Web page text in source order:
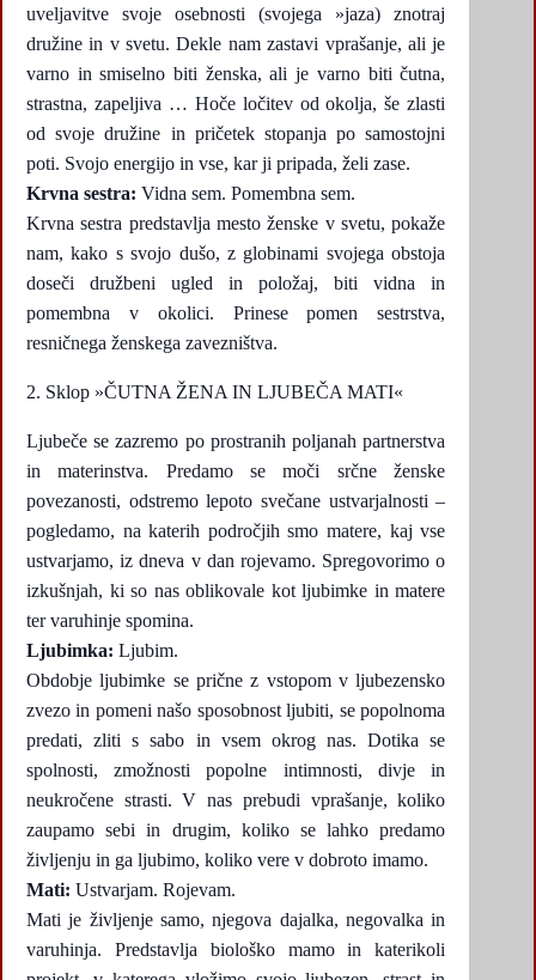
uveljavitve svoje osebnosti (svojega »jaza) znotraj
družine in v svetu. Dekle nam zastavi vprašanje, ali je
varno in smiselno biti ženska, ali je varno biti čutna,
strastna, zapeljiva … Hoče ločitev od okolja, še zlasti
od svoje družine in pričetek stopanja po samostojni
poti. Svojo energijo in vse, kar ji pripada, želi zase.
Krvna sestra: Vidna sem. Pomembna sem.
Krvna sestra predstavlja mesto ženske v svetu, pokaže
nam, kako s svojo dušo, z globinami svojega obstoja
doseči družbeni ugled in položaj, biti vidna in
pomembna v okolici. Prinese pomen sestrstva,
resničnega ženskega zavezništva.
Sklop »ČUTNA ŽENA IN LJUBEČA MATI«
Ljubeče se zazremo po prostranih poljanah partnerstva
in materinstva. Predamo se moči srčne ženske
povezanosti, odstremo lepoto svečane ustvarjalnosti –
pogledamo, na katerih področjih smo matere, kaj vse
ustvarjamo, iz dneva v dan rojevamo. Spregovorimo o
izkušnjah, ki so nas oblikovale kot ljubimke in matere
ter varuhinje spomina.
Ljubimka: Ljubim.
Obdobje ljubimke se prične z vstopom v ljubezensko
zvezo in pomeni našo sposobnost ljubiti, se popolnoma
predati, zliti s sabo in vsem okrog nas. Dotika se
spolnosti, zmožnosti popolne intimnosti, divje in
neukročene strasti. V nas prebudi vprašanje, koliko
zaupamo sebi in drugim, koliko se lahko predamo
življenju in ga ljubimo, koliko vere v dobroto imamo.
Mati: Ustvarjam. Rojevam.
Mati je življenje samo, njegova dajalka, negovalka in
varuhinja. Predstavlja biološko mamo in katerikoli